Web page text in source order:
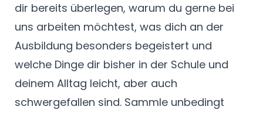
dir bereits überlegen, warum du gerne bei
uns arbeiten möchtest, was dich an der
Ausbildung besonders begeistert und
welche Dinge dir bisher in der Schule und
deinem Alltag leicht, aber auch
schwergefallen sind. Sammle unbedingt